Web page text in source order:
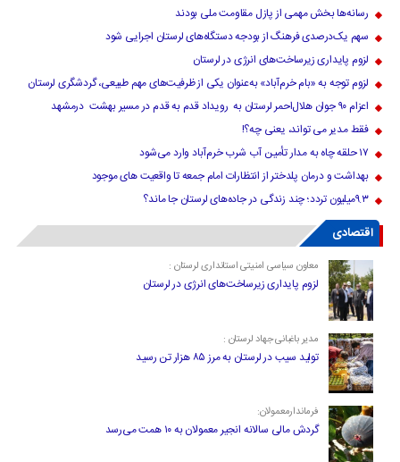
رسانه‌ها بخش مهمی از پازل مقاومت ملی بودند
سهم یک‌درصدی فرهنگ از بودجه دستگاه‌های لرستان اجرایی شود
لزوم پایداری زیرساخت‌های انرژی در لرستان
لزوم توجه به «بام خرم‌آباد» به‌عنوان یکی از ظرفیت‌های مهم طبیعی، گردشگری لرستان
اعزام ۹۰ جوان هلال‌احمر لرستان به رویداد قدم به قدم در مسیر بهشت درمشهد
فقط مدیر می تواند، یعنی چه؟!
۱۷ حلقه چاه به مدار تأمین آب شرب خرم‌آباد وارد می‌شود
بهداشت و درمان پلدختر از انتظارات امام جمعه تا واقعیت های موجود
۹.۳میلیون تردد؛ چند زندگی در جاده‌های لرستان جا ماند؟
اقتصادی
معاون سیاسی امنیتی استانداری لرستان :
لزوم پایداری زیرساخت‌های انرژی در لرستان
مدیر باغبانی جهاد لرستان :
تولید سیب در لرستان به مرز ۸۵ هزار تن رسید
فرماندارمعمولان:
گردش مالی سالانه انجیر معمولان به ۱۰ همت می‌رسد